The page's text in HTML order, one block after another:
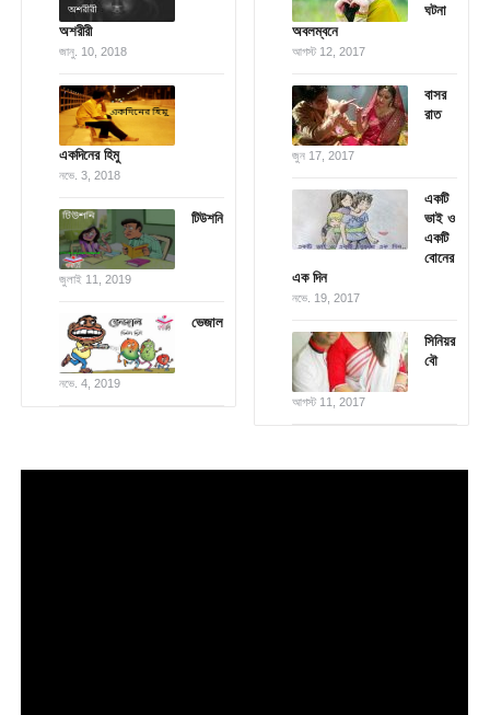
অশরীরী
জানু. 10, 2018
একদিনের হিমু
নভে. 3, 2018
টিউশনি
জুলাই 11, 2019
ভেজাল
নভে. 4, 2019
ঘটনা
অবলম্বনে
আগস্ট 12, 2017
বাসর
রাত
জুন 17, 2017
একটি
ভাই ও
একটি
বোনের
এক দিন
নভে. 19, 2017
সিনিয়র
বৌ
আগস্ট 11, 2017